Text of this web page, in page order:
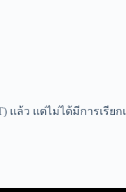
ล้ว แต่ไม่ได้มีการเรียกเ